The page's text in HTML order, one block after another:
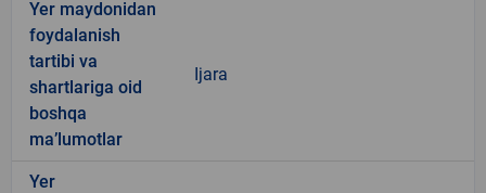
Yer maydonidan
foydalanish
tartibi va
shartlariga oid
boshqa
ma’lumotlar
Ijara
Yer